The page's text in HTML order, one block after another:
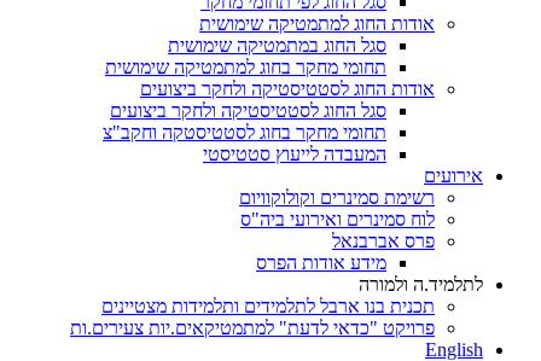
אודות החוג למתמטיקה שימושית
סגל החוג במתמטיקה שימושית
תחומי מחקר בחוג למתמטיקה שימושית
אודות החוג לסטטיסטיקה ולחקר ביצועים
סגל החוג לסטטיסטיקה ולחקר ביצועים
תחומי מחקר בחוג לסטטיסטקה וחקב"צ
המעבדה לייעוץ סטטיסטי
אירועים
רשימת סמינרים וקולוקוויום
לוח סמינרים ואירועי ביה"ס
פרס אברבנאל
מידע אודות הפרס
לתלמיד.ה ולמורה
תכנית בנו ארבל לתלמידים ותלמידות מצטיינים
פרויקט "כדאי לדעת" למתמטיקאים.יות צעירים.ות
English